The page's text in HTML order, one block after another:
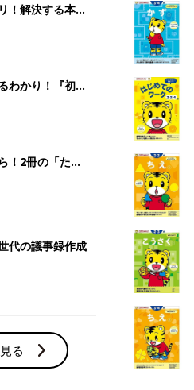
！解決する本
4カ月～2才
わかり！『初め
』〈巻頭大特
！2冊の「たま
代の議事録作成
る